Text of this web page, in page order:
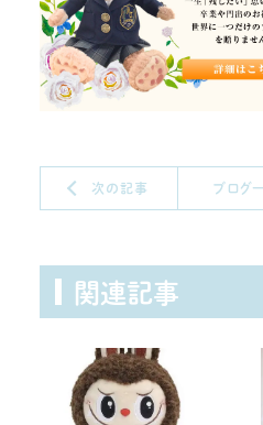
次の記事 ブログ
関連記事